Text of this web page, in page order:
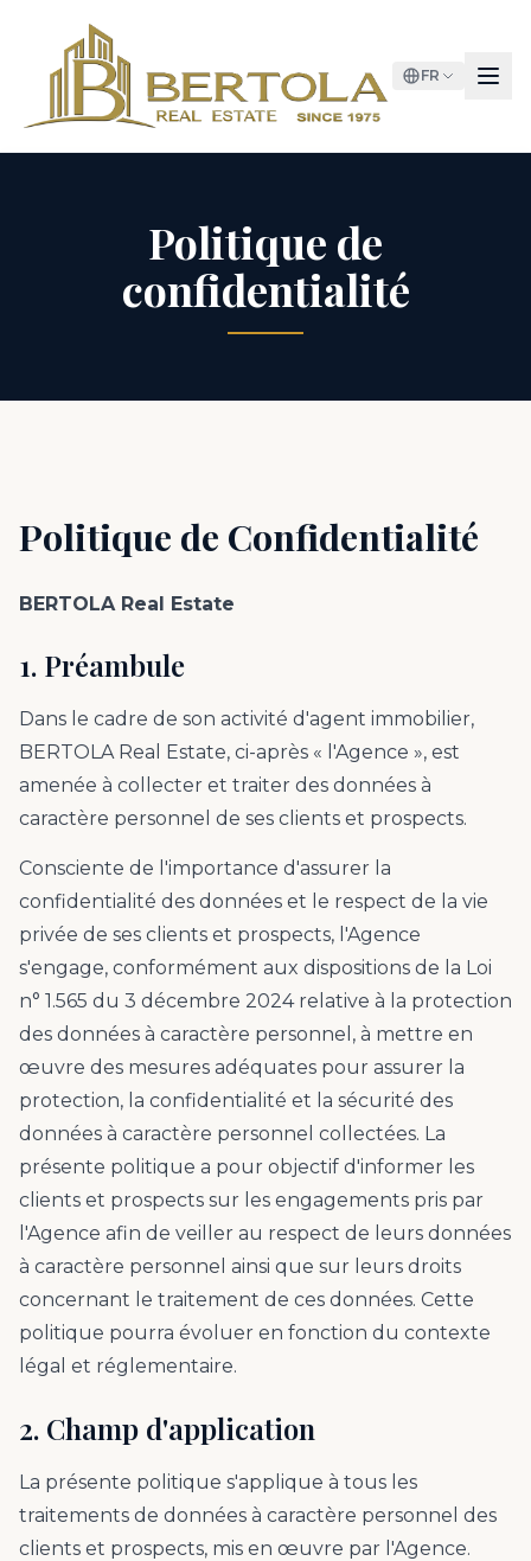
FR
Politique de
confidentialité
Politique de Confidentialité
BERTOLA Real Estate
1. Préambule
Dans le cadre de son activité d'agent immobilier,
BERTOLA Real Estate, ci-après « l'Agence », est
amenée à collecter et traiter des données à
caractère personnel de ses clients et prospects.
Consciente de l'importance d'assurer la
confidentialité des données et le respect de la vie
privée de ses clients et prospects, l'Agence
s'engage, conformément aux dispositions de la Loi
n° 1.565 du 3 décembre 2024 relative à la protection
des données à caractère personnel, à mettre en
œuvre des mesures adéquates pour assurer la
protection, la confidentialité et la sécurité des
données à caractère personnel collectées. La
présente politique a pour objectif d'informer les
clients et prospects sur les engagements pris par
l'Agence afin de veiller au respect de leurs données
à caractère personnel ainsi que sur leurs droits
concernant le traitement de ces données. Cette
politique pourra évoluer en fonction du contexte
légal et réglementaire.
2. Champ d'application
La présente politique s'applique à tous les
traitements de données à caractère personnel des
clients et prospects, mis en œuvre par l'Agence.